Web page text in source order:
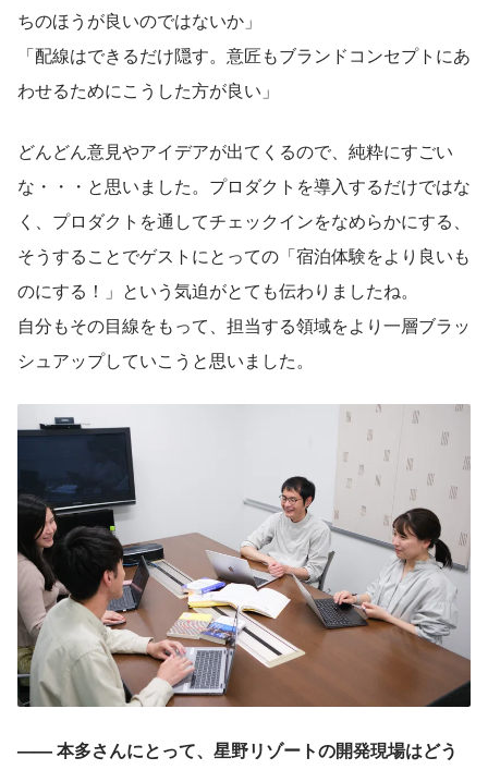
ちのほうが良いのではないか」
「配線はできるだけ隠す。意匠もブランドコンセプトにあ
わせるためにこうした方が良い」
どんどん意見やアイデアが出てくるので、純粋にすごい
な・・・と思いました。プロダクトを導入するだけではな
く、プロダクトを通してチェックインをなめらかにする、
そうすることでゲストにとっての「宿泊体験をより良いも
のにする！」という気迫がとても伝わりましたね。
自分もその目線をもって、担当する領域をより一層ブラッ
シュアップしていこうと思いました。
—— 本多さんにとって、星野リゾートの開発現場はどう